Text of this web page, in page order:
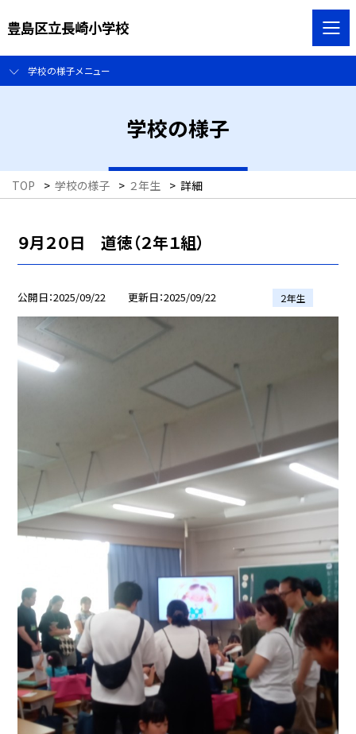
豊島区立長崎小学校
学校の様子メニュー
学校の様子
TOP > 学校の様子 > ２年生 > 詳細
９月２０日 道徳（２年１組）
公開日 2025/09/22 更新日 2025/09/22 ２年生